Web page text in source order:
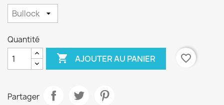
Quantité
 AJOUTER AU PANIER favorite_border
Partager